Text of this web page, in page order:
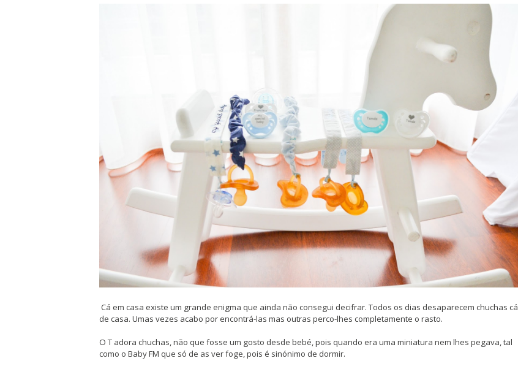
Cá em casa existe um grande enigma que ainda não consegui decifrar. Todos os dias desaparecem chuchas cá
de casa. Umas vezes acabo por encontrá-las mas outras perco-lhes completamente o rasto.
O T adora chuchas, não que fosse um gosto desde bebé, pois quando era uma miniatura nem lhes pegava, tal
como o Baby FM que só de as ver foge, pois é sinónimo de dormir.